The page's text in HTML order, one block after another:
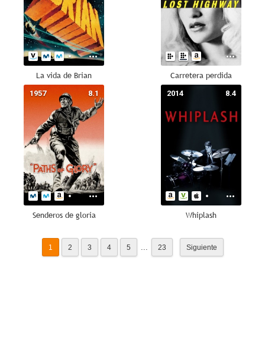
La vida de Brian Carretera perdida
8.1
1957
Senderos de gloria
8.4
2014
Whiplash
1 2 3 4 5 ... 23 Siguiente